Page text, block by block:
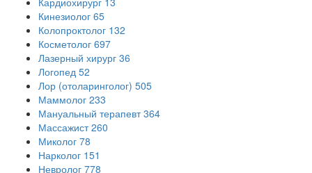
Кинезиолог 65
Колопроктолог 132
Косметолог 697
Лазерный хирург 36
Логопед 52
Лор (отоларинголог) 505
Маммолог 233
Мануальный терапевт 364
Массажист 260
Миколог 78
Нарколог 151
Невролог 778